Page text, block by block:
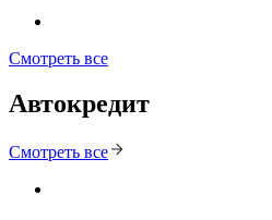
Смотреть все
Автокредит
Смотреть все